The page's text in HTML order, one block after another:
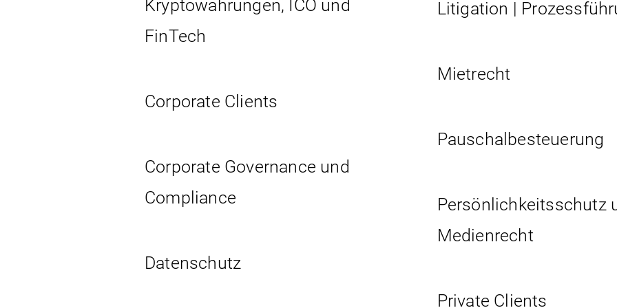
Kryptowährungen, ICO und
FinTech
Corporate Clients
Corporate Governance und
Compliance
Datenschutz
Litigation |
Mietrecht
Pauschalbesteuerung
Persönlichkeits­schutz
Medienrecht
Private Clients